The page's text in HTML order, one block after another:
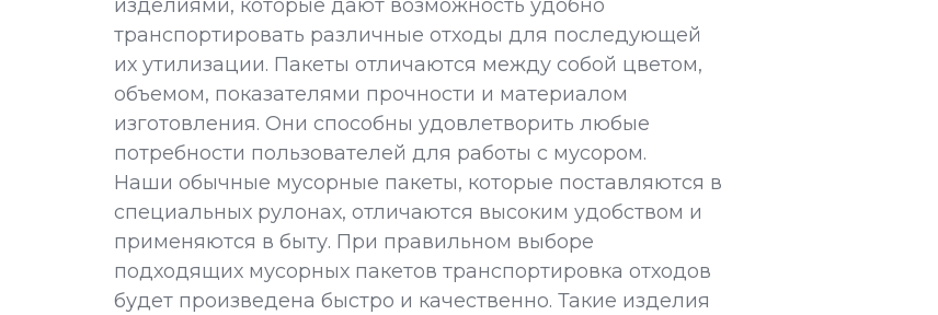
изделиями, которые дают возможность удобно
транспортировать различные отходы для последующей
их утилизации. Пакеты отличаются между собой цветом,
объемом, показателями прочности и материалом
изготовления. Они способны удовлетворить любые
потребности пользователей для работы с мусором.
Наши обычные мусорные пакеты, которые поставляются в
специальных рулонах, отличаются высоким удобством и
применяются в быту. При правильном выборе
подходящих мусорных пакетов транспортировка отходов
будет произведена быстро и качественно. Такие изделия